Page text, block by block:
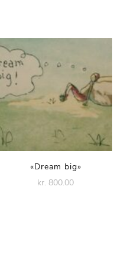
«Dream big»
kr. 800.00